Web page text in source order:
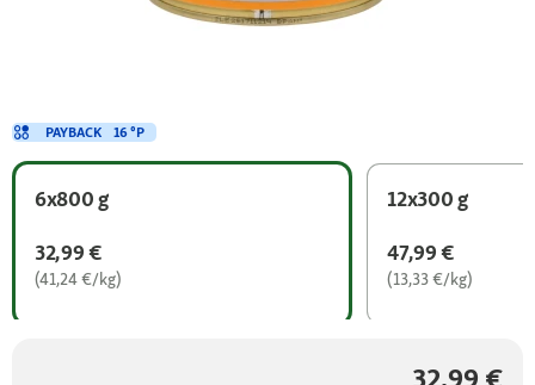
6x800 g
32,99 €
(41,24 €/kg)
12x300 g
47,99 €
(13,33 €/kg)
PAYBACK 16 °P